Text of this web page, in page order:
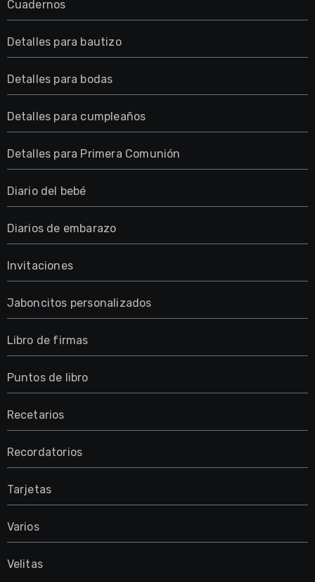
Cuadernos
Detalles para bautizo
Detalles para bodas
Detalles para cumpleaños
Detalles para Primera Comunión
Diario del bebé
Diarios de embarazo
Invitaciones
Jaboncitos personalizados
Libro de firmas
Puntos de libro
Recetarios
Recordatorios
Tarjetas
Varios
Velitas